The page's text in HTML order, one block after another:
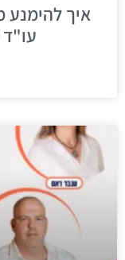
איך להימנע
עו"ד